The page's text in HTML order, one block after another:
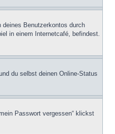
deines Benutzerkontos durch
in einem Internetcafé, befindest.
du selbst deinen Online-Status
Passwort vergessen“ klickst